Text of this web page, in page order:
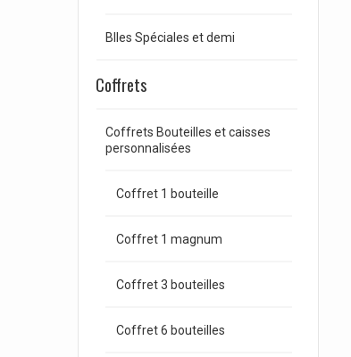
Blles Spéciales et demi
Coffrets
Coffrets Bouteilles et caisses
personnalisées
Coffret 1 bouteille
Coffret 1 magnum
Coffret 3 bouteilles
Coffret 6 bouteilles